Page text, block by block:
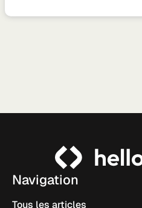
Navigation
Tous les articles